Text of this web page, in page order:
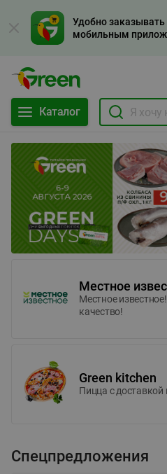
Удобно
мобильным
Каталог
Местное
Местное
качество!
Green kitchen
Пицца c доставкой
Спецпредложения